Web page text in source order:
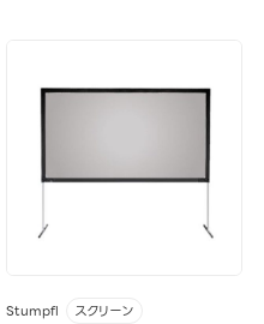
Stumpfl スクリーン